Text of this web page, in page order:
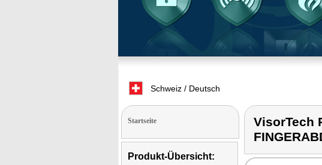
Schweiz / Deutsch
Startseite
Produkt-Übersicht:
VisorTech